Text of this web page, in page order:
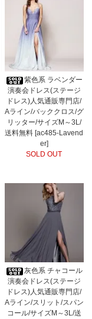
紫色系 ラベンダー
演奏会ドレス(ステージ
ドレス)人気通販専門店/
Aライン/バッククロス/グ
リッター/サイズM～3L/
送料無料 [ac485-Lavend
er]
SOLD OUT
灰色系 チャコール
演奏会ドレス(ステージ
ドレス)人気通販専門店/
Aライン/スリット/スパン
コール/サイズM～3L/送